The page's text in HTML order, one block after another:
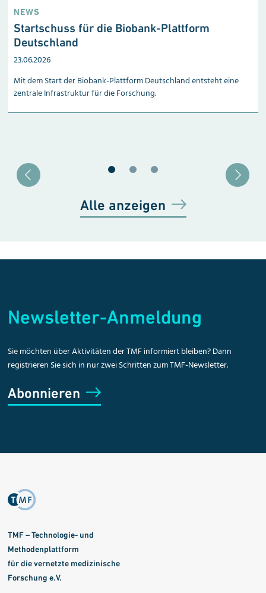
NEWS
Startschuss für die Biobank-Plattform
Deutschland
23.06.2026
Mit dem Start der Biobank-Plattform Deutschland entsteht eine
zentrale Infrastruktur für die Forschung.
Alle anzeigen
Newsletter-Anmeldung
Sie möchten über Aktivitäten der TMF informiert bleiben? Dann
registrieren Sie sich in nur zwei Schritten zum TMF-Newsletter.
Abonnieren
TMF – Technologie- und
Methodenplattform
für die vernetzte medizinische
Forschung e.V.